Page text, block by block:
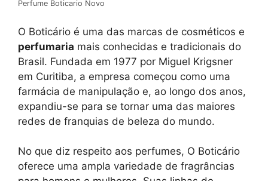
Perfume Boticario Novo
O Boticário é uma das marcas de cosméticos e
perfumaria mais conhecidas e tradicionais do
Brasil. Fundada em 1977 por Miguel Krigsner
em Curitiba, a empresa começou como uma
farmácia de manipulação e, ao longo dos anos,
expandiu-se para se tornar uma das maiores
redes de franquias de beleza do mundo.
No que diz respeito aos perfumes, O Boticário
oferece uma ampla variedade de fragrâncias